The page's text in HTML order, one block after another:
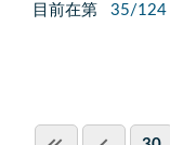
目前在第 35/124